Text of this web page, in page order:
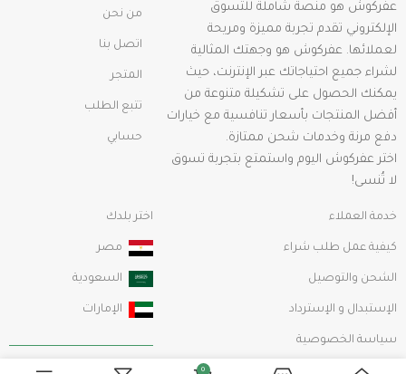
عفركوش هو منصة شاملة للتسوق
الإلكتروني تقدم تجربة مميزة ومريحة
لعملائها. عفركوش هو وجهتك المثالية
لشراء جميع احتياجاتك عبر الإنترنت، حيث
يمكنك الحصول على تشكيلة متنوعة من
أفضل المنتجات بأسعار تنافسية مع خيارات
دفع مرنة وخدمات شحن ممتازة.
اختر عفركوش اليوم واستمتع بتجربة تسوق
لا تُنسى!
من نحن
اتصل بنا
المتجر
تتبع الطلب
حسابي
خدمة العملاء
كيفية عمل طلب شراء
الشحن والتوصيل
الإستبدال و الإسترداد
سياسة الخصوصية
الشروط والأحكام
اختر بلدك
مصر
السعودية
الإمارات
0